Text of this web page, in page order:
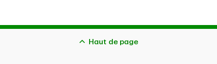
Haut de page